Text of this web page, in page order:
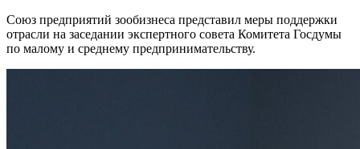
Союз предприятий зообизнеса представил меры поддержки
отрасли на заседании экспертного совета Комитета Госдумы
по малому и среднему предпринимательству.